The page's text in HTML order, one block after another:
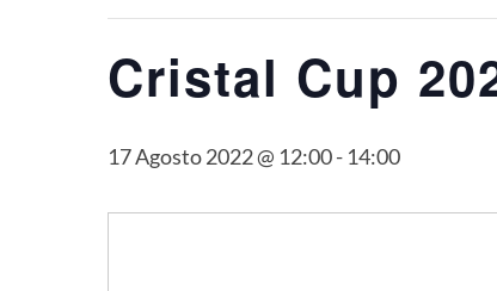
Cristal Cup
17 Agosto 2022 @ 12:00- 14:00